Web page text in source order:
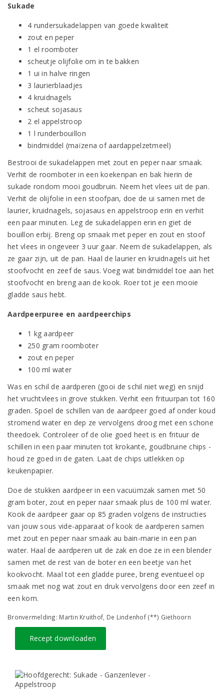
Sukade
4 rundersukadelappen van goede kwaliteit
zout en peper
1 el roomboter
scheutje olijfolie om in te bakken
1 ui in halve ringen
3 laurierblaadjes
4 kruidnagels
scheut sojasaus
2 el appelstroop
1 l runderbouillon
bindmiddel (maïzena of aardappelzetmeel)
Bestrooi de sukadelappen met zout en peper naar smaak.
Verhit de roomboter in een koekenpan en bak hierin de
sukade rondom mooi goudbruin. Neem het vlees uit de pan.
Verhit de olijfolie in een stoofpan, doe de ui samen met de
laurier, kruidnagels, sojasaus en appelstroop erin en verhit
een paar minuten. Leg de sukadelappen erin en giet de
bouillon erbij. Breng op smaak met peper en zout en stoof
het vlees in ongeveer 3 uur gaar. Neem de sukadelappen, als
ze gaar zijn, uit de pan. Haal de laurier en kruidnagels uit het
stoofvocht en zeef de saus. Voeg wat bindmiddel toe aan het
stoofvocht en breng aan de kook. Roer tot je een mooie
gladde saus hebt.
Aardpeerpuree en aardpeerchips
1 kg aardpeer
250 gram roomboter
zout en peper
100 ml water
Was en schil de aardperen (gooi de schil niet weg) en snijd
het vruchtvlees in grove stukken. Verhit een frituurpan tot 160
graden. Spoel de schillen van de aardpeer goed af onder koud
stromend water en dep ze vervolgens droog met een schone
theedoek. Controleer of de olie goed heet is en frituur de
schillen in een paar minuten tot krokante, goudbruine chips -
houd ze goed in de gaten. Laat de chips uitlekken op
keukenpapier.
Doe de stukken aardpeer in een vacuümzak samen met 50
gram boter, zout en peper naar smaak plus de 100 ml water.
Kook de aardpeer gaar op 85 graden volgens de instructies
van jouw sous vide-apparaat of kook de aardperen samen
met zout en peper naar smaak au bain-marie in een pan
water. Haal de aardperen uit de zak en doe ze in een blender
samen met de rest van de boter en een beetje van het
kookvocht. Maal tot een gladde puree, breng eventueel op
smaak met nog wat zout en druk vervolgens door een zeef in
een kom.
Bronvermelding: Martin Kruithof, De Lindenhof (**) Giethoorn
Recept downloaden